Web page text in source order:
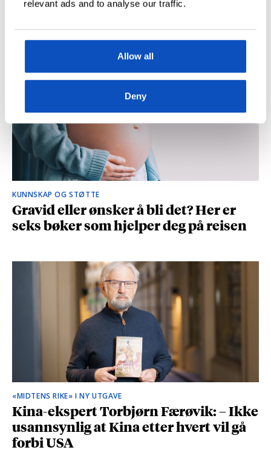
relevant ads and to analyse our traffic.
Allow all
Deny
og spionasje ble helt uinteressant i
KUNNSKAP OG STØTTE
Gravid eller ønsker å bli det? Her er
seks bøker som hjelper deg på reisen
«MIDTENS RIKE» I NY UTGAVE
Kina-ekspert Torbjørn Færøvik: – Ikke
usannsynlig at Kina etter hvert vil gå
forbi USA